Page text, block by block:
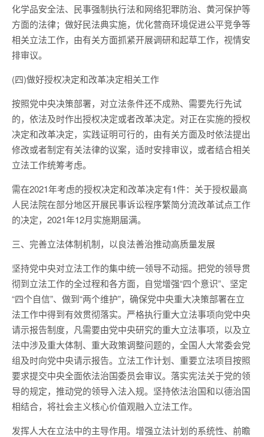
化学品安全法、民事强制执行法和网络犯罪防治、黄河保护等
方面的法律；做好民法典实施，优化营商环境促进公平竞争等
相关立法工作，由有关方面抓紧开展调研和起草工作，视情安
排审议。
(四)做好授权决定和改革决定相关工作
按照党中央决策部署，对立法条件还不成熟、需要先行先试
的，依法及时作出授权决定或者改革决定。对正在实施的授权
决定和改革决定，实践证明可行的，由有关方面及时依法提出
修改或者制定有关法律的议案，适时安排审议，或者结合相关
立法工作统筹考虑。
需在2021年考虑的授权决定和改革决定有1件：关于授权最高
人民法院在部分地区开展民事诉讼程序繁简分流改革试点工作
的决定，2021年12月实施期届满。
三、完善立法体制机制，以良法善治推动高质量发展
坚持党中央对立法工作的集中统一领导不动摇。把党的领导贯
彻到立法工作的全过程和各方面，自觉增强“四个意识”、坚定
“四个自信”、做到“两个维护”，确保党中央重大决策部署在立
法工作中得到有效贯彻落实。严格执行重大立法事项向党中央
请示报告制度，凡需要由党中央研究的重大立法事项，以及立
法中涉及重大体制、重大政策调整问题的，全国人大常委会党
组及时向党中央请示报告。立法工作计划、重要立法项目按照
要求提交中央全面依法治国委员会审议。落实宪法关于党的领
导的规定，推动党的领导入法入规。坚持依法治国和以德治国
相结合，将社会主义核心价值观融入立法工作。
发挥人大在立法中的主导作用。增强立法计划的系统性、前瞻